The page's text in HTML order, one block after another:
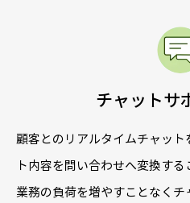
チャットサ
顧客とのリアルタイムチャッ
ト内容を問い合わせへ変換す
業務の負荷を増やすことなく